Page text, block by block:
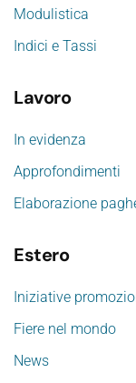
Modulistica
Indici e Tassi
Lavoro
In evidenza
Approfondimenti
Elaborazione
Estero
Iniziative
Fiere nel mondo
News